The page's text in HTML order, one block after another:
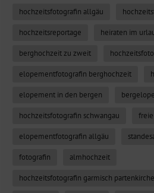
hochzeitsfotografin allgäu
hochzeitsreportage heiraten im
berghochzeit zu zweit
elopementfotografin berghochzeit
elopement in den bergen
hochzeitsfotografin schwangau
elopementfotografin allgäu
fotografin almhochzeit
hochzeitsfotografin garmisch